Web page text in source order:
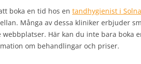
boka en tid hos en tandhygienist i Solna
Många av dessa kliniker erbjuder
Här kan du inte bara boka
om behandlingar och priser.